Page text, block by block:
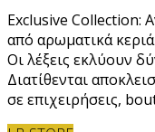
Exclusive Collection:
από αρωματικά
Οι λέξεις εκλύουν
Διατίθενται
σε επιχειρήσεις,